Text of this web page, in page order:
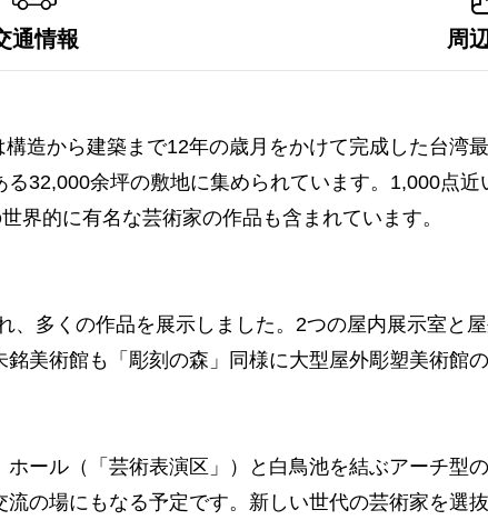
通情報 周
造から建築まで12年の歳月をかけて完成した台湾
32,000余坪の敷地に集められています。1,000点
界的に有名な芸術家の作品も含まれています。
多くの作品を展示しました。2つの屋内展示室と
美術館も「彫刻の森」同様に大型屋外彫塑美術館の
ール（「芸術表演区」）と白鳥池を結ぶアーチ型
の場にもなる予定です。新しい世代の芸術家を選